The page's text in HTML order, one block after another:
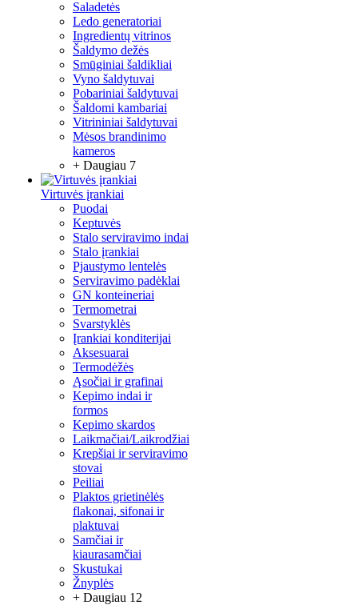
Saladetės
Ledo generatoriai
Ingredientų vitrinos
Šaldymo dežės
Smūginiai šaldikliai
Vyno šaldytuvai
Pobariniai šaldytuvai
Šaldomi kambariai
Vitrininiai šaldytuvai
Mėsos brandinimo
kameros
+ Daugiau 7
Virtuvės įrankiai
Puodai
Keptuvės
Stalo serviravimo indai
Stalo įrankiai
Pjaustymo lentelės
Serviravimo padėklai
GN konteineriai
Termometrai
Svarstyklės
Įrankiai konditerijai
Aksesuarai
Termodėžės
Ąsočiai ir grafinai
Kepimo indai ir
formos
Kepimo skardos
Laikmačiai/Laikrodžiai
Krepšiai ir serviravimo
stovai
Peiliai
Plaktos grietinėlės
flakonai, sifonai ir
plaktuvai
Samčiai ir
kiaurasamčiai
Skustukai
Žnyplės
+ Daugiau 12